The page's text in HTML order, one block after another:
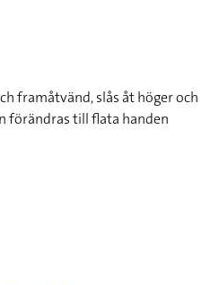
framåtvänd, slås åt höger och
förändras till flata handen